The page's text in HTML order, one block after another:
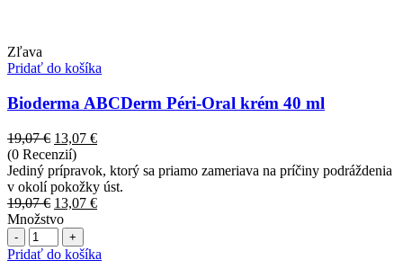
Zľava
Pridať do košíka
Bioderma ABCDerm Péri-Oral krém 40 ml
19,07€ Pôvodná
cena
bola:
19,07 €.
13,07 €Aktuálna
je:
13,07 €.
(0 Recenzií)
Jediný prípravok, ktorý sa priamo zameriava na príčiny podráždenia
v okolí pokožky úst.
19,07€ Pôvodná
cena
bola:
19,07 €.
13,07 €Aktuálna
13,07 €.
Množstvo
Počet
Pridať do košíka